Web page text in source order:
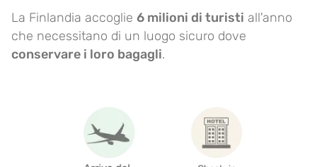
La Finlandia accoglie 6 milioni di turisti all'anno
che necessitano di un luogo sicuro dove
conservare i loro bagagli.